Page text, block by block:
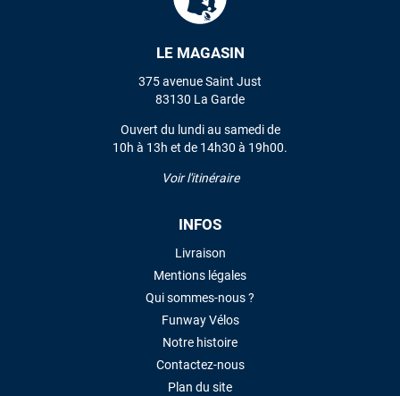
LE MAGASIN
375 avenue Saint Just
83130 La Garde
Ouvert du lundi au samedi de
10h à 13h et de 14h30 à 19h00.
Voir l'itinéraire
INFOS
Livraison
Mentions légales
Qui sommes-nous ?
Funway Vélos
Notre histoire
Contactez-nous
Plan du site
VOIR TOUS LES AVIS
LAISSER UN AVIS